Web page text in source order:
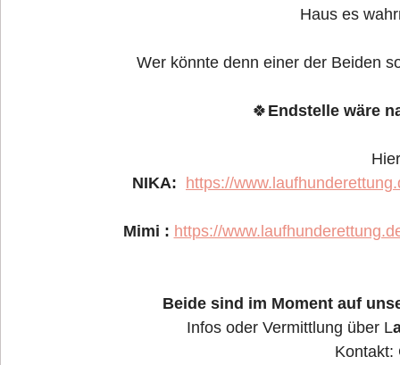
Haus es
Wer könnte denn einer der Beiden
🍀 Endstelle wäre
NIKA: https://
Mimi : https://
Beide sind im Moment auf
Infos oder Vermittlung über L
Kontakt: